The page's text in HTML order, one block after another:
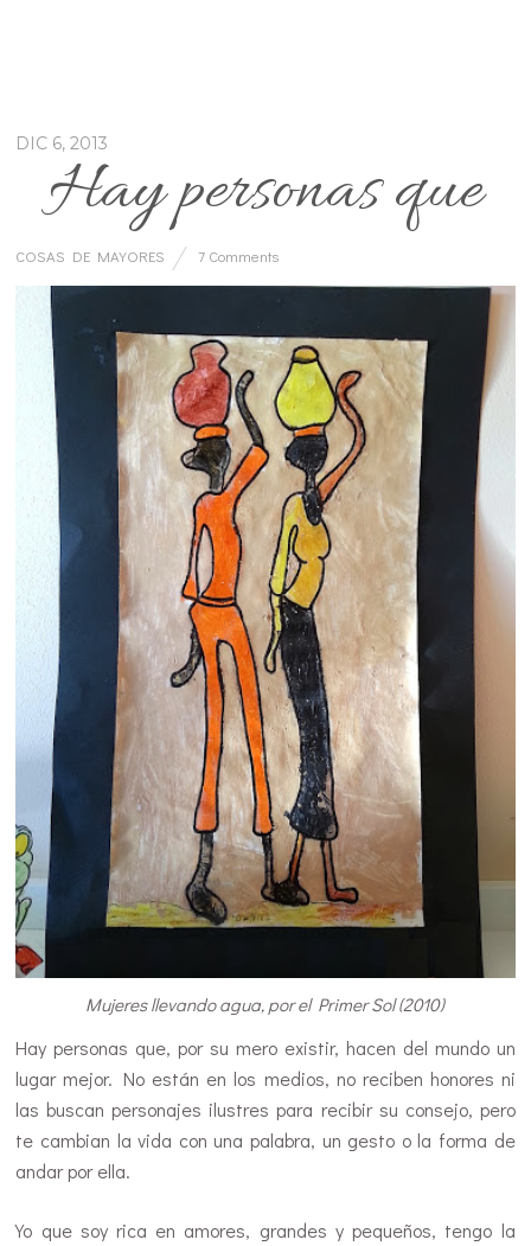
DIC 6, 2013
Hay personas que
COSAS DE MAYORES 7 Comments
Mujeres llevando agua, por el Primer Sol (2010)
Hay personas que, por su mero existir, hacen del mundo un
lugar mejor. No están en los medios, no reciben honores ni
las buscan personajes ilustres para recibir su consejo, pero
te cambian la vida con una palabra, un gesto o la forma de
andar por ella.
Yo que soy rica en amores, grandes y pequeños, tengo la